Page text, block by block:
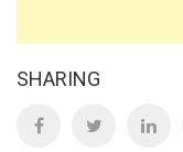
SHARING